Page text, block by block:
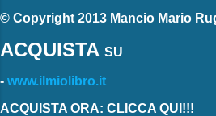
© Copyright 2013 Mancio Mario
ACQUISTA SU
- www.ilmiolibro.it
ACQUISTA ORA: CLICCA QUI!!!